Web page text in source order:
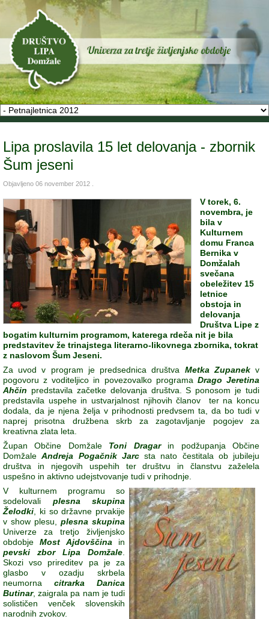
Lipa proslavila 15 let delovanja - zbornik
Šum jeseni
Objavljeno 06 november 2012
V torek, 6.
novembra, je
bila v
Kulturnem
domu Franca
Bernika v
Domžalah
svečana
obeležitev 15
letnice
obstoja in
delovanja
Društva Lipe z
bogatim kulturnim programom, katerega rdeča nit je bila
predstavitev že trinajstega literarno-likovnega zbornika, tokrat
z naslovom Šum Jeseni.
Za uvod v program je predsednica društva Metka Zupanekv
pogovoru z voditeljico in povezovalko programa Drago Jeretina
Ahčin predstavila začetke delovanja društva. S ponosom je tudi
predstavila uspehe in ustvarjalnost njihovih članov ter na koncu
dodala, da je njena želja v prihodnosti predvsem ta, da bo tudi v
naprej prisotna družbena skrb za zagotavljanje pogojev za
kreativna zlata leta.
Župan Občine Domžale Toni Dragarin podžupanja Občine
DomžaleAndreja Pogačnik Jarcsta nato čestitala ob jubileju
društva in njegovih uspehih ter društvu in članstvu zaželela
uspešno in aktivno udejstvovanje tudi v prihodnje.
V kulturnem programu so
sodelovali plesna skupina
Želodki , ki so državne prvakije
v show plesu, plesna skupina
Univerze za tretjo življenjsko
obdobjeMost Ajdovščina in
pevski zbor Lipa Domžale
Skozi vso prireditev pa je za
glasbo v ozadju skrbela
neumorna citrarka Danica
Butinar, zaigrala pa nam je tudi
solističen venček slovenskih
narodnih zvokov.